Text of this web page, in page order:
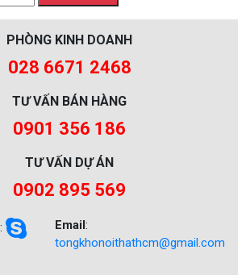
PHÒNG KINH DOANH
028 6671 2468
TƯ VẤN BÁN HÀNG
0901 356 186
TƯ VẤN DỰ ÁN
0902 895 569
: Email:
tongkhonoithathcm@gmail.com